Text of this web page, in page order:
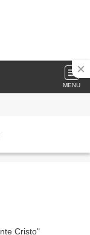
MENU